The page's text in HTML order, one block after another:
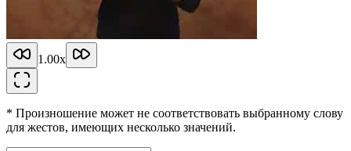
1.00x
* Произношение может не соответствовать выбранному слову
для жестов, имеющих несколько значений.